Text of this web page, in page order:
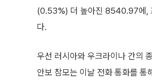
(0.53%) 더 높아진 8540.97에,
다.
우선 러시아와 우크라이나 간의
안보 참모는 이날 전화 통화를